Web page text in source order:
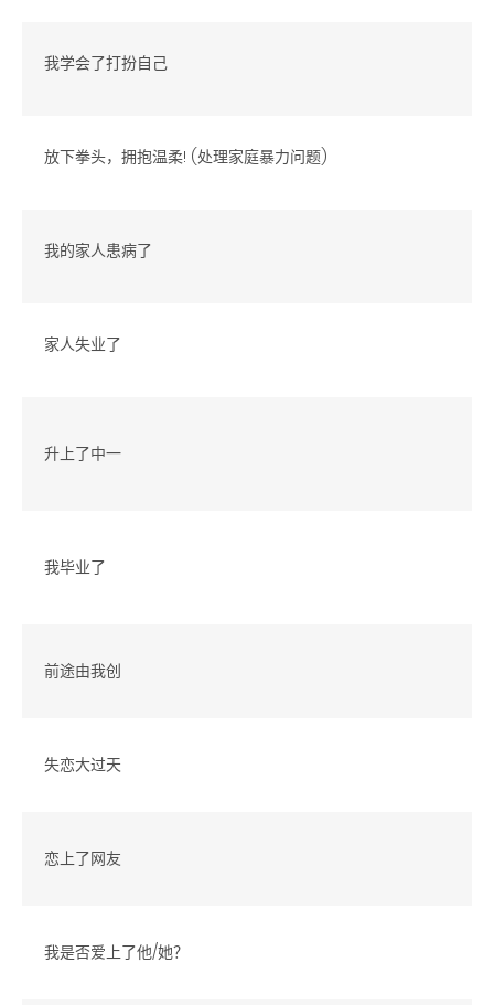
我学会了打扮自己
放下拳头，拥抱温柔! (处理家庭暴力问题)
我的家人患病了
家人失业了
升上了中一
我毕业了
前途由我创
失恋大过天
恋上了网友
我是否爱上了他/她？